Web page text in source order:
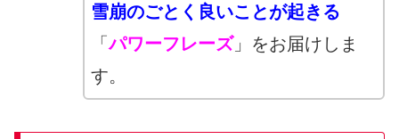
雪崩のごとく良いことが起きる
「パワーフレーズ」をお届けしま
す。